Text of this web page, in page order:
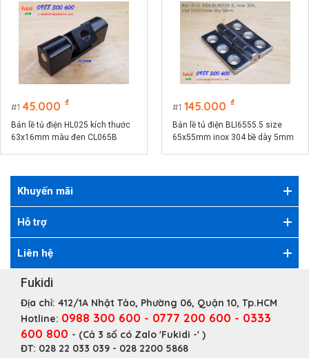
1 45.000 ₫
Bản lề tủ điện HL025 kích thước
63x16mm màu đen CL065B
1 145.000 ₫
Bản lề tủ điện BLI6555.5 size
65x55mm inox 304 bề dày 5mm
Khuyến mãi
Hỗ trợ
Liên hệ
Fukidi
Địa chỉ: 412/1A Nhật Tảo, Phường 06, Quận 10, Tp.HCM
Hotline: 0988 300 600 - 0777 200 600 - 0333
600 800 - (Cả 3 số có Zalo 'Fukidi -' )
ĐT: 028 22 033 039 - 028 2200 5868